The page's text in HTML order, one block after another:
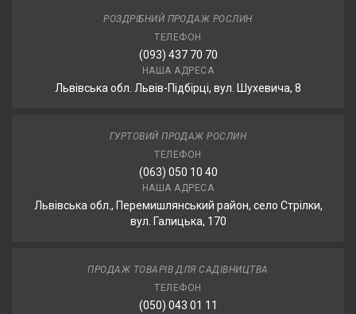
РОЗДРІБНИЙ ПРОДАЖ РОСЛИН
ТЕЛЕФОН
(093) 437 70 70
НАША АДРЕСА
Львівська обл. Львів-Підбірці, вул. Шухевича, 8
ГУРТОВИЙ ПРОДАЖ РОСЛИН
ТЕЛЕФОН
(063) 050 10 40
НАША АДРЕСА
Львівська обл., Перемишлянський район, село Стрілки,
вул. Галицька, 170
ПРОДАЖ ТОВАРІВ ДЛЯ САДІВНИЦТВА
ТЕЛЕФОН
(050) 043 01 11